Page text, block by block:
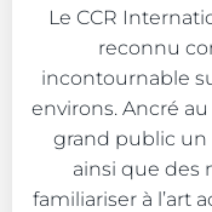
Le CCR
reconnu
incontournable
environs. Ancré
grand public
ainsi que des
familiariser à l’art